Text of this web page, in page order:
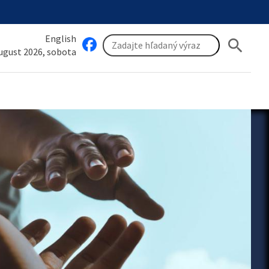
English
2026, sobota
search